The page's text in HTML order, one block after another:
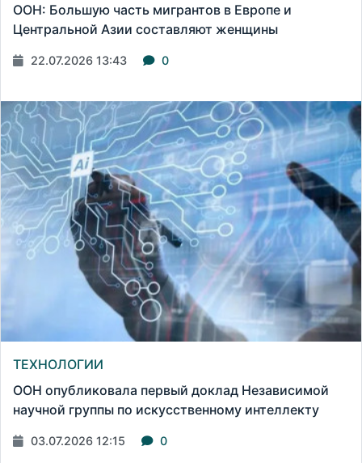
ООН: Большую часть мигрантов в Европе и
Центральной Азии составляют женщины
22.07.2026 13:43 0
ТЕХНОЛОГИИ
ООН опубликовала первый доклад Независимой
научной группы по искусственному интеллекту
03.07.2026 12:15 0